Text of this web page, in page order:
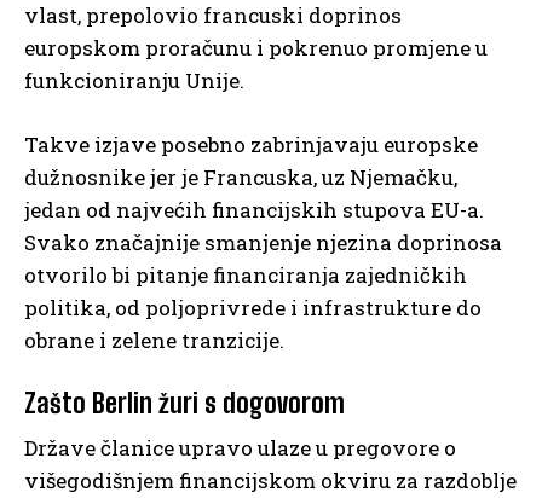
vlast, prepolovio francuski doprinos
europskom proračunu i pokrenuo promjene u
funkcioniranju Unije.
Takve izjave posebno zabrinjavaju europske
dužnosnike jer je Francuska, uz Njemačku,
jedan od najvećih financijskih stupova EU-a.
Svako značajnije smanjenje njezina doprinosa
otvorilo bi pitanje financiranja zajedničkih
politika, od poljoprivrede i infrastrukture do
obrane i zelene tranzicije.
Zašto Berlin žuri s dogovorom
Države članice upravo ulaze u pregovore o
višegodišnjem financijskom okviru za razdoblje